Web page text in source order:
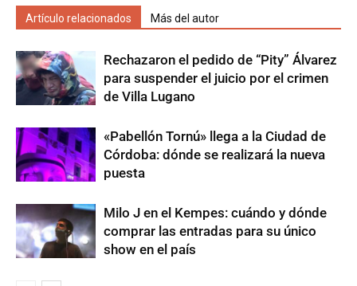
Artículo relacionados Más del autor
Rechazaron el pedido de “Pity” Álvarez
para suspender el juicio por el crimen
de Villa Lugano
«Pabellón Tornú» llega a la Ciudad de
Córdoba: dónde se realizará la nueva
puesta
Milo J en el Kempes: cuándo y dónde
comprar las entradas para su único
show en el país